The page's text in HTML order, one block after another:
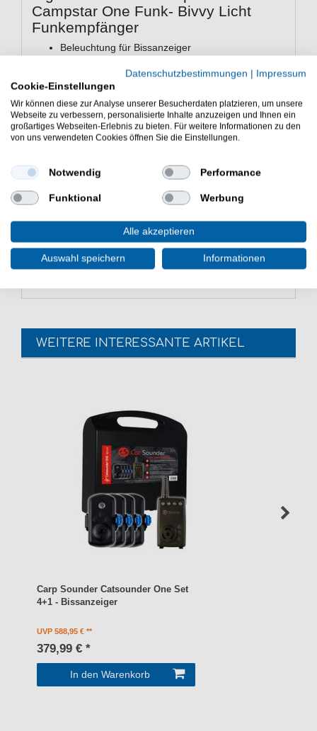
Campstar One Funk- Bivvy Licht
Funkempfänger
Beleuchtung für Bissanzeiger
Batterieanzeige
5 Stufen zur Einstellung der Nachleuchtzeit
5 Helligkeitsstufen
LED Dauerlicht einstellbar in 3 Stufen
Sensibilität einstellbar in 5 Stufen
Nachtlicht
1:1 Übertragung
ACC System
Der Carp Sounder Campstar One Funk- Bivvy Licht
Funkempfänger ist eine gute Wahl für das Ansitzangeln.
Gute Angelausrüstung zum Angeln auf Karpfen.
WEITERE INTERESSANTE ARTIKEL
Carp Sounder Catsounder One Set
4+1 - Bissanzeiger
UVP 588,95 €
379,99 € *
In den Warenkorb
Datenschutzbestimmungen | Impressum
Cookie-Einstellungen
Wir können diese zur Analyse unserer Besucherdaten platzieren, um unsere
Webseite zu verbessern, personalisierte Inhalte anzuzeigen und Ihnen ein
großartiges Webseiten-Erlebnis zu bieten. Für weitere Informationen zu den
von uns verwendeten Cookies öffnen Sie die Einstellungen.
Notwendig Performance
Funktional Werbung
Alle akzeptieren
Auswahl speichern Informationen